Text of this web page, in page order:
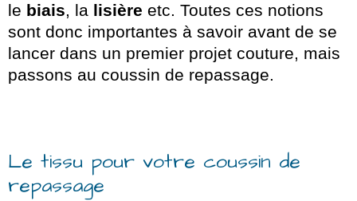
le biais, la lisière etc. Toutes ces notions
sont donc importantes à savoir avant de se
lancer dans un premier projet couture, mais
passons au coussin de repassage.
Le tissu pour votre coussin de
repassage